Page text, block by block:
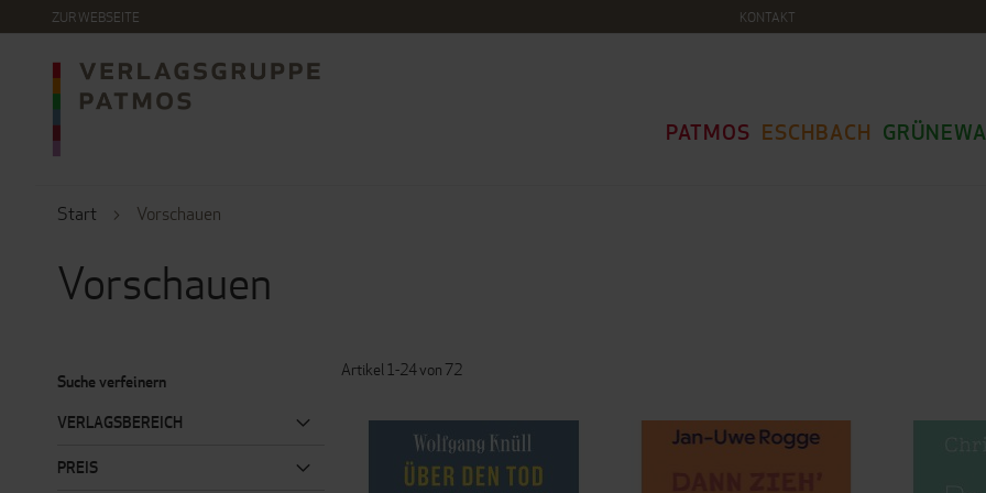
ZUR WEBSEITE KONTAKT
DIREKT
INHALT
PATMOS ESCHBACH
Start Vorschauen
Vorschauen
Artikel1-24von 72
Suche verfeinern
VERLAGSBEREICH
PREIS